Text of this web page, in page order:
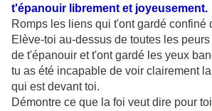
t'épanouir librement et joyeusement.
Romps les liens qui t'ont gardé confiné
Elève-toi au-dessus de toutes les
de t'épanouir et t'ont gardé les yeux
tu as été incapable de voir clairement
qui est devant toi.
Démontre ce que la foi veut dire pour